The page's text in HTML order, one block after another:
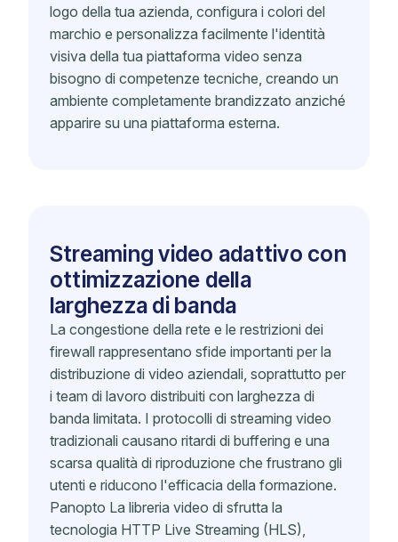
logo della tua azienda, configura i colori del
marchio e personalizza facilmente l'identità
visiva della tua piattaforma video senza
bisogno di competenze tecniche, creando un
ambiente completamente brandizzato anziché
apparire su una piattaforma esterna.
Streaming video adattivo con
ottimizzazione della
larghezza di banda
La congestione della rete e le restrizioni dei
firewall rappresentano sfide importanti per la
distribuzione di video aziendali, soprattutto per
i team di lavoro distribuiti con larghezza di
banda limitata. I protocolli di streaming video
tradizionali causano ritardi di buffering e una
scarsa qualità di riproduzione che frustrano gli
utenti e riducono l'efficacia della formazione.
Panopto La libreria video di sfrutta la
tecnologia HTTP Live Streaming (HLS),